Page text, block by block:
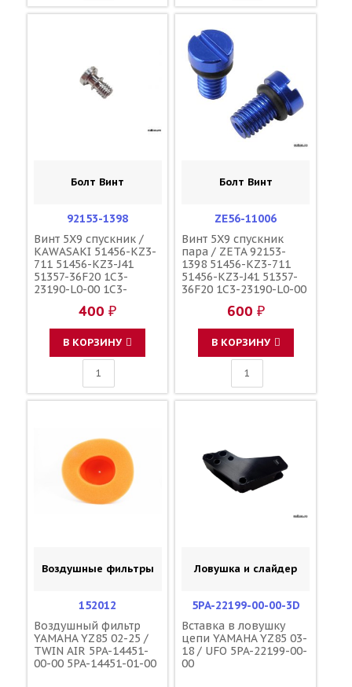
Болт Винт
92153-1398
Винт 5X9 спускник /
KAWASAKI 51456-KZ3-
711 51456-KZ3-J41
51357-36F20 1C3-
23190-L0-00 1C3-
110090000601
110090000501
F45300001
400 ₽
В КОРЗИНУ
Болт Винт
ZE56-11006
Винт 5X9 спускник
пара / ZETA 92153-
1398 51456-KZ3-711
51456-KZ3-J41 51357-
36F20 1C3-23190-L0-00
110090000601
110090000501
F45300001
600 ₽
В КОРЗИНУ
Воздушные фильтры
152012
Воздушный фильтр
YAMAHA YZ85 02-25 /
TWIN AIR 5PA-14451-
00-00 5PA-14451-01-00
Ловушка и слайдер
5PA-22199-00-00-3D
Вставка в ловушку
цепи YAMAHA YZ85 03-
18 / UFO 5PA-22199-00-
00